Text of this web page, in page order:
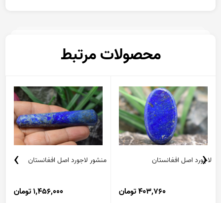
محصولات مرتبط
لاجورد اصل افغانستان
403,760 تومان
منشور لاجورد اصل افغانستان
1,456,000 تومان
‹
›